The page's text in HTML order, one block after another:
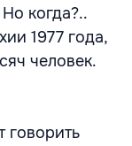
когда?..
1977 года,
человек.
говорить